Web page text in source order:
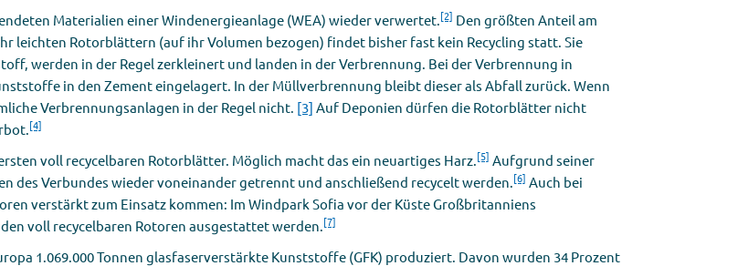
Materialien einer Windenergieanlage (WEA) wieder verwertet.[2] Den größten Anteil am
leichten Rotorblättern (auf ihr Volumen bezogen) findet bisher fast kein Recycling statt. Sie
werden in der Regel zerkleinert und landen in der Verbrennung. Bei der Verbrennung in
in den Zement eingelagert. In der Müllverbrennung bleibt dieser als Abfall zurück. Wenn
Verbrennungsanlagen in der Regel nicht. [3] Auf Deponien dürfen die Rotorblätter nicht
[4]
voll recycelbaren Rotorblätter. Möglich macht das ein neuartiges Harz.[5] Aufgrund seiner
des Verbundes wieder voneinander getrennt und anschließend recycelt werden.[6] Auch bei
verstärkt zum Einsatz kommen: Im Windpark Sofia vor der Küste Großbritanniens
voll recycelbaren Rotoren ausgestattet werden.[7]
1.069.000 Tonnen glasfaserverstärkte Kunststoffe (GFK) produziert. Davon wurden 34 Prozent